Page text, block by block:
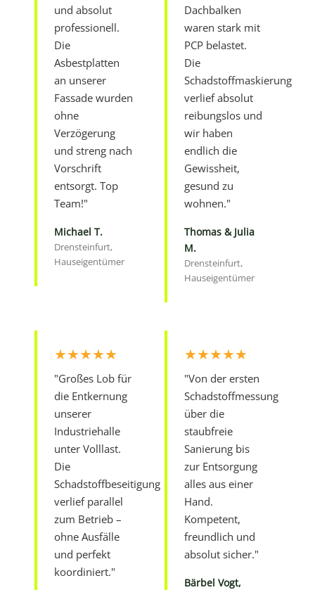
und absolut
professionell.
Die
Asbestplatten
an unserer
Fassade wurden
ohne
Verzögerung
und streng nach
Vorschrift
entsorgt. Top
Team!"
Michael T.
Drensteinfurt,
Hauseigentümer
Dachbalken
waren stark mit
PCP belastet.
Die
Schadstoffmaskierung
verlief absolut
reibungslos und
wir haben
endlich die
Gewissheit,
gesund zu
wohnen."
Thomas & Julia
M.
Drensteinfurt,
Hauseigentümer
★★★★★
"Großes Lob für
die Entkernung
unserer
Industriehalle
unter Volllast.
Die
Schadstoffbeseitigung
verlief parallel
zum Betrieb –
ohne Ausfälle
und perfekt
koordiniert."
★★★★★
"Von der ersten
Schadstoffmessung
über die
staubfreie
Sanierung bis
zur Entsorgung
alles aus einer
Hand.
Kompetent,
freundlich und
absolut sicher."
Bärbel Vogt,